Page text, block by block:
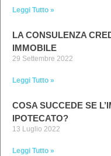
Leggi Tutto »
LA CONSULENZA
IMMOBILE
29 Settembre 2022
Leggi Tutto »
COSA SUCCEDE SE
IPOTECATO?
13 Luglio 2022
Leggi Tutto »